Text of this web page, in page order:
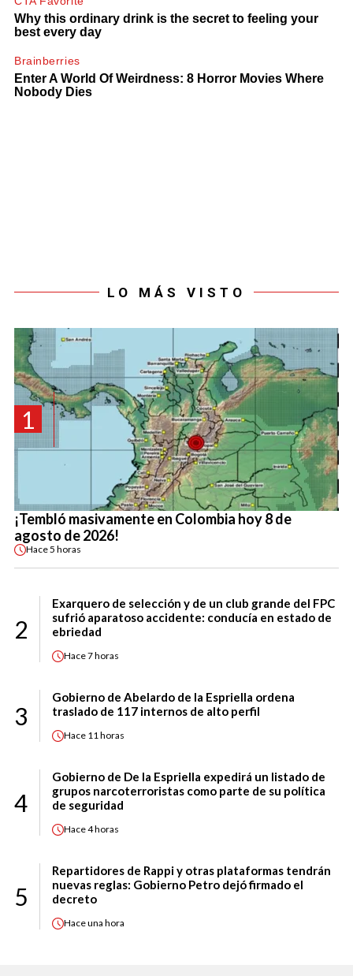
LO MÁS VISTO
1
¡Tembló masivamente en Colombia hoy 8 de
agosto de 2026!
Hace5 horas
2
Exarquero de selección y de un club grande del FPC
sufrió aparatoso accidente: conducía en estado de
ebriedad
Hace7 horas
3
Gobierno de Abelardo de la Espriella ordena
traslado de 117 internos de alto perfil
Hace 11 horas
4
Gobierno de De la Espriella expedirá un listado de
grupos narcoterroristas como parte de su política
de seguridad
Hace4 horas
5
Repartidores de Rappi y otras plataformas tendrán
nuevas reglas: Gobierno Petro dejó firmado el
decreto
Haceuna hora